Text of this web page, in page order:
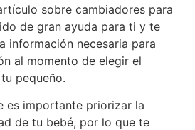
sobre cambiadores para
de gran ayuda para ti y te
información necesaria para
al momento de elegir el
pequeño.
es importante priorizar la
de tu bebé, por lo que te